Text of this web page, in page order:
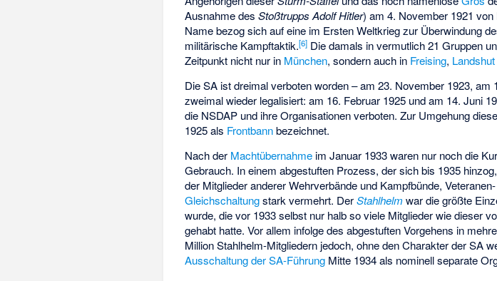
Ausnahme desStoßtrupps Adolf Hitler) am 4. November 1921
Name bezog sich auf eine im Ersten Weltkrieg zur Überwindung
militärische Kampftaktik.[6] Die damals in vermutlich 21 Gruppen
Zeitpunkt nicht nur in München, sondern auch in Freising, Landshut
Die SA ist dreimal verboten worden – am 23. November 1923,
zweimal wieder legalisiert: am 16. Februar 1925 und am 14. Juni
die NSDAP und ihre Organisationen verboten. Zur Umgehung
1925 als Frontbannbezeichnet.
Nach der Machtübernahme im Januar 1933 waren nur noch die
Gebrauch. In einem abgestuften Prozess, der sich bis 1935
der Mitglieder anderer Wehrverbände und Kampfbünde,
Gleichschaltungstark vermehrt. DerStahlhelm war die größte
wurde, die vor 1933 selbst nur halb so viele Mitglieder wie dieser
gehabt hatte. Vor allem infolge des abgestuften Vorgehens in
Million Stahlhelm-Mitgliedern jedoch, ohne den Charakter der SA
Ausschaltung der SA-Führung Mitte 1934 als nominell separate